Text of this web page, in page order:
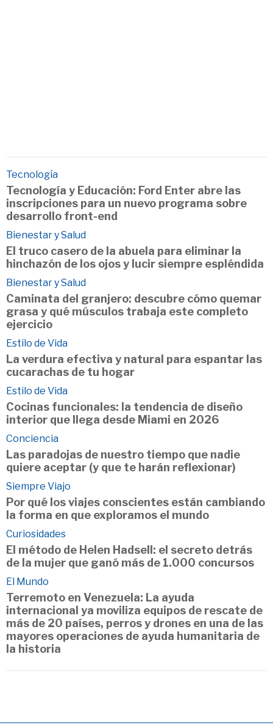
Tecnología
Tecnología y Educación: Ford Enter abre las
inscripciones para un nuevo programa sobre
desarrollo front-end
Bienestar y Salud
El truco casero de la abuela para eliminar la
hinchazón de los ojos y lucir siempre espléndida
Bienestar y Salud
Caminata del granjero: descubre cómo quemar
grasa y qué músculos trabaja este completo
ejercicio
Estilo de Vida
La verdura efectiva y natural para espantar las
cucarachas de tu hogar
Estilo de Vida
Cocinas funcionales: la tendencia de diseño
interior que llega desde Miami en 2026
Conciencia
Las paradojas de nuestro tiempo que nadie
quiere aceptar (y que te harán reflexionar)
Siempre Viajo
Por qué los viajes conscientes están cambiando
la forma en que exploramos el mundo
Curiosidades
El método de Helen Hadsell: el secreto detrás
de la mujer que ganó más de 1.000 concursos
El Mundo
Terremoto en Venezuela: La ayuda
internacional ya moviliza equipos de rescate de
más de 20 países, perros y drones en una de las
mayores operaciones de ayuda humanitaria de
la historia